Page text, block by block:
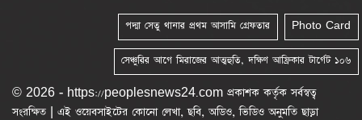
Photo Card
পদ্মা সেতু থানার প্রথম আসামি গ্রেফতার
সেঞ্চুরির আগে মিরাজের আত্মহুতি, দক্ষিণ আফ্রিকার টার্গেট ১০৬
© 2026 - https://peoplesnews24.com প্রকাশক কর্তৃক সর্বস্বত্ব
সংরক্ষিত | এই ওয়েবসাইটের কোনো লেখা, ছবি, অডিও, ভিডিও অনুমতি ছাড়া